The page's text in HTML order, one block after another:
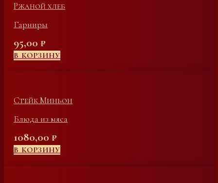
Ржаной хлеб
Гарниры
95,00 ₽
В КОРЗИНУ
Стейк Миньон
Блюда из мяса
1080,00 ₽
В КОРЗИНУ